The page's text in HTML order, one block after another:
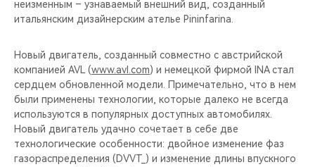
НАШИ МЕРОПРИЯТИЯ
ВИДЕООБЗОРЫ
CHERY ДЛЯ ДЕТЕЙ
неизменным – узнаваемый внешний вид, созданный
итальянским дизайнерским ателье Pininfarina.
Новый двигатель, созданный совместно с австрийской
компанией AVL (www.avl.com) и немецкой фирмой INA стал
сердцем обновленной модели. Примечательно, что в нем
были применены технологии, которые далеко не всегда
используются в популярных доступных автомобилях.
Новый двигатель удачно сочетает в себе две
технологические особенности: двойное изменение фаз
газораспределения (DVVT_) и изменение длины впускного